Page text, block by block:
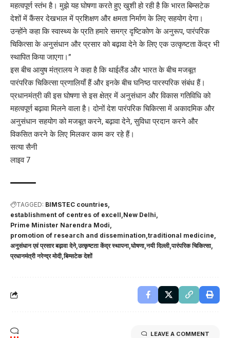
महत्वपूर्ण स्तंभ है। मुझे यह घोषणा करते हुए खुशी हो रही है कि भारत बिम्सटेक
देशों में कैंसर देखभाल में प्रशिक्षण और क्षमता निर्माण के लिए सहयोग देगा।
उन्होंने कहा कि स्वास्थ्य के प्रति हमारे समग्र दृष्टिकोण के अनुरूप, पारंपरिक
चिकित्सा के अनुसंधान और प्रसार को बढ़ावा देने के लिए एक उत्कृष्टता केंद्र भी
स्थापित किया जाएगा।”
इस बीच आयुष मंत्रालय ने कहा है कि थाईलैंड और भारत के बीच मजबूत
पारंपरिक चिकित्सा प्रणालियाँ हैं और इनके बीच घनिष्ठ पारस्परिक संबंध हैं।
प्रधानमंत्री की इस घोषणा से इस क्षेत्र में अनुसंधान और विकास गतिविधि को
महत्वपूर्ण बढ़ावा मिलने वाला है। दोनों देश पारंपरिक चिकित्सा में अकादमिक और
अनुसंधान सहयोग को मजबूत करने, बढ़ावा देने, सुविधा प्रदान करने और
विकसित करने के लिए मिलकर काम कर रहे हैं।
सत्या सैनी
लाइव 7
TAGGED: BIMSTEC countries
establishment of centres of excell New Delhi
Prime Minister Narendra Modi
promotion of research and dissemination traditional medicine
अनुसंधान एवं प्रसार बढ़ावा देने उत्कृष्टता केंद्र स्थापना घोषणा नयी दिल्ली पारंपरिक चिकित्सा
प्रधानमंत्री नरेन्द्र मोदी बिम्सटेक देशों
LEAVE A COMMENT